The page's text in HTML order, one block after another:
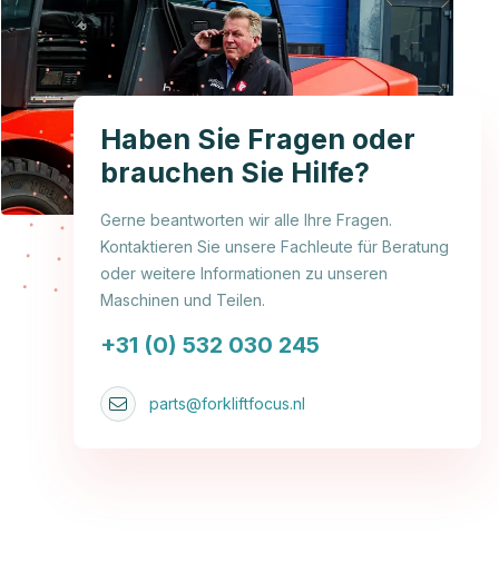
Haben Sie Fragen oder
brauchen Sie Hilfe?
Gerne beantworten wir alle Ihre Fragen.
Kontaktieren Sie unsere Fachleute für Beratung
oder weitere Informationen zu unseren
Maschinen und Teilen.
+31 (0) 532 030 245
parts@forkliftfocus.nl